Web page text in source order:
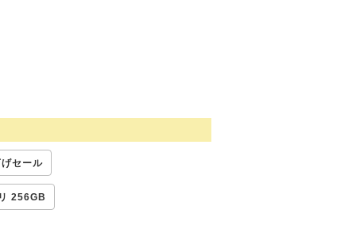
セール
256GB